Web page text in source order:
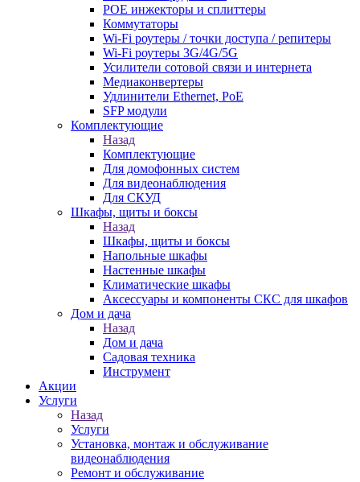
POE инжекторы и сплиттеры
Коммутаторы
Wi-Fi роутеры / точки доступа / репитеры
Wi-Fi роутеры 3G/4G/5G
Усилители сотовой связи и интернета
Медиаконвертеры
Удлинители Ethernet, PoE
SFP модули
Комплектующие
Назад
Комплектующие
Для домофонных систем
Для видеонаблюдения
Для СКУД
Шкафы, щиты и боксы
Назад
Шкафы, щиты и боксы
Напольные шкафы
Настенные шкафы
Климатические шкафы
Аксессуары и компоненты СКС для шкафов
Дом и дача
Назад
Дом и дача
Садовая техника
Инструмент
Акции
Услуги
Назад
Услуги
Установка, монтаж и обслуживание
видеонаблюдения
Ремонт и обслуживание